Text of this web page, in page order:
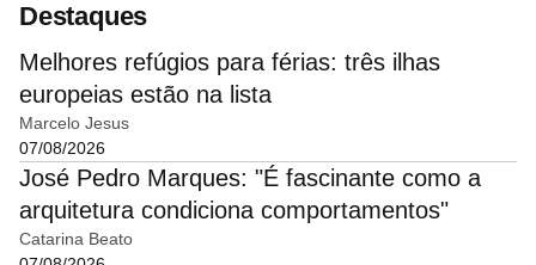
Destaques
Melhores refúgios para férias: três ilhas
europeias estão na lista
Marcelo Jesus
07/08/2026
José Pedro Marques: "É fascinante como a
arquitetura condiciona comportamentos"
Catarina Beato